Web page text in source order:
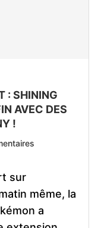
: SHINING
AVEC DES
!
sur
même, la
a